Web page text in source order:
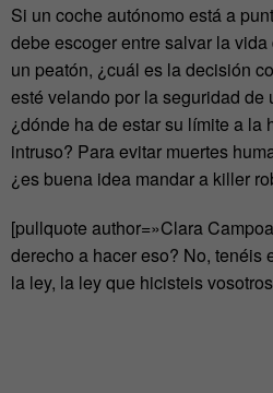
Si un coche autónomo está a
debe escoger entre salvar la
un peatón, ¿cuál es la decisión
esté velando por la seguridad de
¿dónde ha de estar su límite a la
intruso? Para evitar muertes
¿es buena idea mandar a killer
[pullquote author=»Clara
derecho a hacer eso? No, tenéis
la ley, la ley que hicisteis